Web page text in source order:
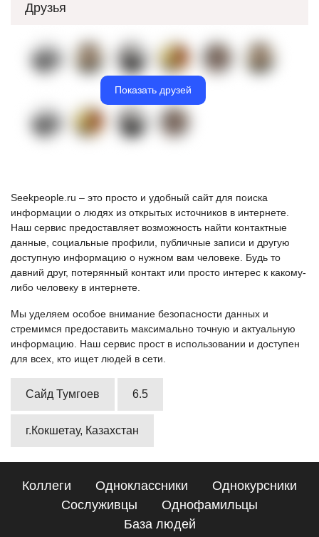
Друзья
Показать друзей
Seekpeople.ru – это просто и удобный сайт для поиска
информации о людях из открытых источников в интернете.
Наш сервис предоставляет возможность найти контактные
данные, социальные профили, публичные записи и другую
доступную информацию о нужном вам человеке. Будь то
давний друг, потерянный контакт или просто интерес к какому-
либо человеку в интернете.
Мы уделяем особое внимание безопасности данных и
стремимся предоставить максимально точную и актуальную
информацию. Наш сервис прост в использовании и доступен
для всех, кто ищет людей в сети.
Сайд Тумгоев 6.5
г.Кокшетау, Казахстан
Коллеги Одноклассники
Однокурсники
Сослуживцы
Однофамильцы
База людей